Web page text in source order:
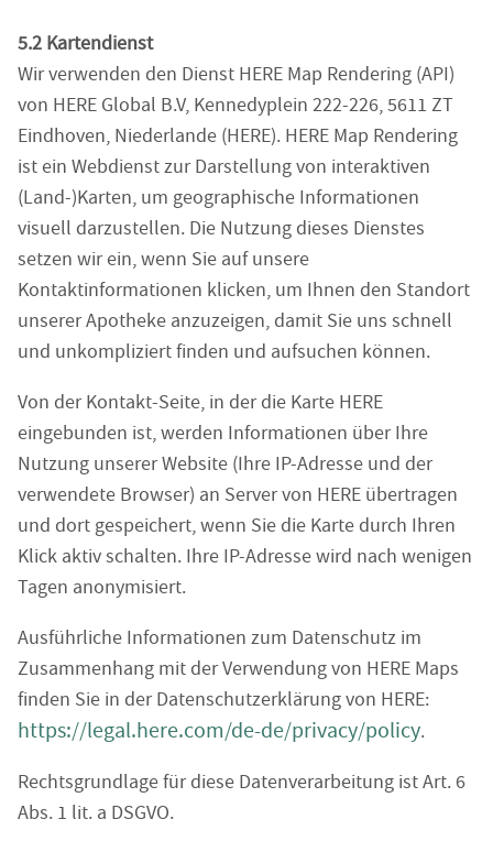
5.2 Kartendienst
Wir verwenden den Dienst HERE Map Rendering (API)
von HERE Global B.V, Kennedyplein 222-226, 5611 ZT
Eindhoven, Niederlande (HERE). HERE Map Rendering
ist ein Webdienst zur Darstellung von interaktiven
(Land-)Karten, um geographische Informationen
visuell darzustellen. Die Nutzung dieses Dienstes
setzen wir ein, wenn Sie auf unsere
Kontaktinformationen klicken, um Ihnen den Standort
unserer Apotheke anzuzeigen, damit Sie uns schnell
und unkompliziert finden und aufsuchen können.
Von der Kontakt-Seite, in der die Karte HERE
eingebunden ist, werden Informationen über Ihre
Nutzung unserer Website (Ihre IP-Adresse und der
verwendete Browser) an Server von HERE übertragen
und dort gespeichert, wenn Sie die Karte durch Ihren
Klick aktiv schalten. Ihre IP-Adresse wird nach wenigen
Tagen anonymisiert.
Ausführliche Informationen zum Datenschutz im
Zusammenhang mit der Verwendung von HERE Maps
finden Sie in der Datenschutzerklärung von HERE:
https://legal.here.com/de-de/privacy/policy.
Rechtsgrundlage für diese Datenverarbeitung ist Art. 6
Abs. 1 lit. a DSGVO.